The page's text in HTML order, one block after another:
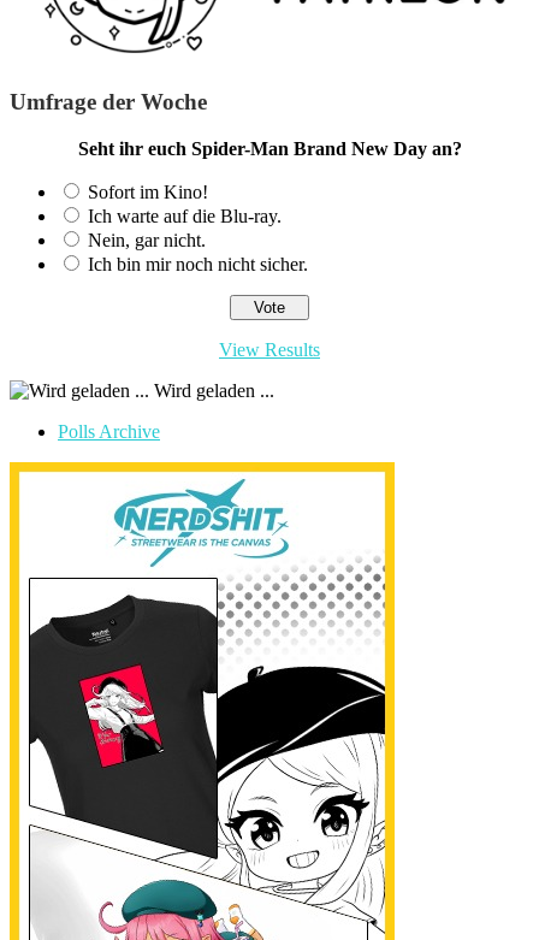
Umfrage der Woche
Seht ihr euch Spider-Man Brand New Day an?
Sofort im Kino!
Ich warte auf die Blu-ray.
Nein, gar nicht.
Ich bin mir noch nicht sicher.
View Results
Wird geladen ...
Polls Archive